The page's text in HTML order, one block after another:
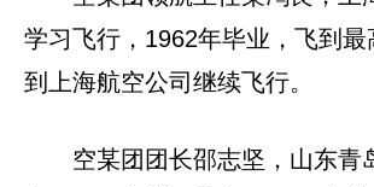
学习飞行，1962年毕业，飞到最
到上海航空公司继续飞行。
空某团团长邵志坚，山东青